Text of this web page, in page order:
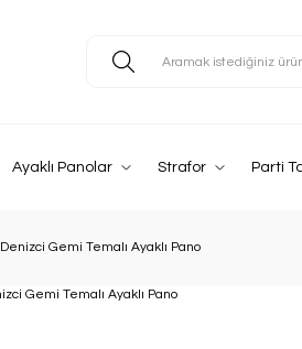
Ayaklı Panolar Strafor Parti
Denizci Gemi Temalı Ayaklı Pano